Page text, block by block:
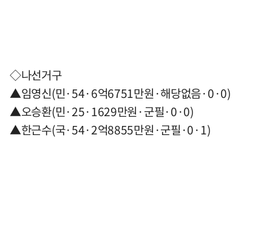
◇나선거구
▲임영신(민·54·6억6751만원·해당없음·0·0)
▲오승환(민·25·1629만원·군필·0·0)
▲한근수(국·54·2억8855만원·군필·0·1)